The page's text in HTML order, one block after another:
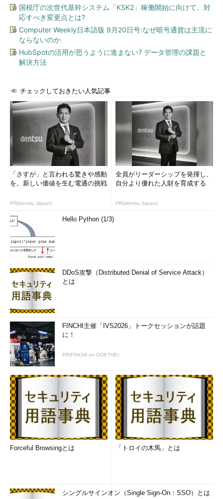
載されている。
ICAセッションの起動時に「Vdtw30.dllを読み込めませんで
した。」というようなエラーメッセージが表示される
（Citrix Systems Knowledge Center）
ス機能が、一般的な統合型グラフィックス・チップ（メイン・メ
モリなどを制御するチップにグラフィックス機能が統合されてい
る廉価なタイプ）ではなく、例えば3Dグラフィックス・カード
によって実装されていると、このトラブルが発生することがある
とのことだ。
●原因はSessionImageSize値で確保されるメモリ領域の不
足！？
また、この技術情報ではトラブルの直接的な原因として、ディ
スプレイ・ドライバがメモリにロードされる際、レジストリ値
ることを挙げている。
書籍「インサイドMicrosoft Windows 第4版
リ管理」に、このSessionImageSize値に関わる解説がある。そ
れによると、まずWindows XPやWindows Server 2003、ターミ
ナル・サービスがインストールされたWindows 2000 Serverで
は、複数のセッションをサポートしている（セッションとは、ユ
ーザーごとに用意される画面やキーボード、プロセス空間などの
環境へ接続した状態のこと）。これらのWindows OSでは、各セ
ッションに固有のプログラム／データが、仮想システム・アドレ
ス空間にある「セッション空間」にマッピングされる。各セッシ
ョンで利用される全ディスプレイ・ドライバは、プリンタ・ドラ
イバやWindows標準ドライバのWin32k.sysとともに、セッショ
はデフォルトで8Mbytesとのことだ。
Windowsの起動時には、物理的なコンソールのためのセッショ
ン（コンソール・セッション）が生成され、そのためのグラフィ
ックス・チップ用ディスプレイドライバも前述の8Mbytesの領域
にロードされる。次にリモート・デスクトップ接続要求によって
新たなセッション（リモート・セッション）が生成される際に
つまり、グラフィックス・チップ用ディスプレイ・ドライバの
国税庁の次世代基幹システム「KSK2」稼働開始に向けて、対
応すべき変更点とは?
Computer Weekly日本語版 9月20日号:なぜ暗号通貨は主流に
ならないのか
HubSpotの活用が思うように進まない? データ管理の課題と
解決方法
チェックしておきたい人気記事
「さすが」と言われる驚きや感動
を。新しい価値を生む電通の挑戦
PR(dentsu Japan)
全員がリーダーシップを発揮し、
自分より優れた人財を育成する
PR(dentsu Japan)
Hello Python (1/3)
DDoS攻撃（Distributed Denial of Service Attack）
とは
FINCHI主催「IVS2026」トークセッションが話題
に！
PR(FINCHI on GOETHE)
Forceful Browsingとは 「トロイの木馬」とは
シングルサインオン（Single Sign-On：SSO）とは